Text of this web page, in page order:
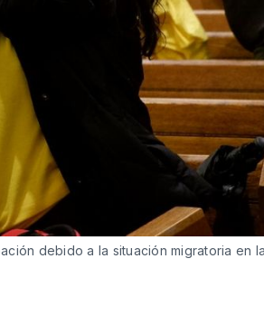
debido a la situación migratoria en